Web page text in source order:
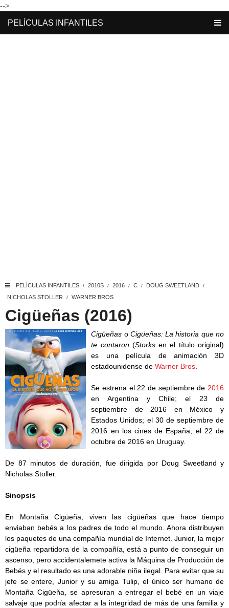
-->
PELÍCULAS INFANTILES
PELÍCULAS INFANTILES / 2010S / 2016 / C / DOUG SWEETLAND /
NICHOLAS STOLLER / WARNER BROS
Cigüeñas (2016)
Cigüeñas o Cigüeñas: La historia que no
te contaron(Storksen el título original)
es una película de animación 3D
estadounidense deWarner Bros
Se estrena el 22 de septiembre de 2016
en Argentina y Chile; el 23 de
septiembre de 2016 en México y
Estados Unidos; el 30 de septiembre de
2016 en los cines de España; el 22 de
octubre de 2016 en Uruguay.
De 87 minutos de duración, fue dirigida por Doug Sweetland y
Nicholas Stoller.
Sinopsis
En Montaña Cigüeña, viven las cigüeñas que hace tiempo
enviaban bebés a los padres de todo el mundo. Ahora distribuyen
los paquetes de una compañía mundial de Internet. Junior, la mejor
cigüeña repartidora de la compañía, está a punto de conseguir un
ascenso, pero accidentalemete activa la Máquina de Producción de
Bebés y el resultado es una adorable niña ilegal. Para evitar que su
jefe se entere, Junior y su amiga Tulip, el único ser humano de
Montaña Cigüeña, se apresuran a entregar el bebé en un viaje
salvaje que podría afectar a la integridad de más de una familia y